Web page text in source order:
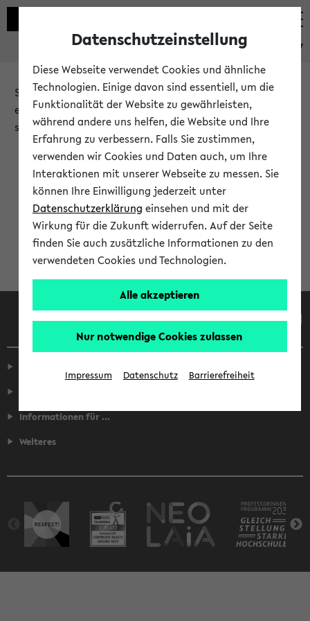
eKVV
Sie möchten auf eine eKVV Funktion zugreifen, die Ihnen
erst nach einer Anmeldung am System zur Verfügung
steht.
Bitte melden Sie sich an:
Anmeldung am eKVV
Informationen für ...
Weiteres
Datenschutzeinstellung
Diese Webseite verwendet Cookies und ähnliche
Technologien. Einige davon sind essentiell, um die
Funktionalität der Website zu gewährleisten,
während andere uns helfen, die Website und Ihre
Erfahrung zu verbessern. Falls Sie zustimmen,
verwenden wir Cookies und Daten auch, um Ihre
Interaktionen mit unserer Webseite zu messen. Sie
können Ihre Einwilligung jederzeit unter
Datenschutzerklärung einsehen und mit der
Wirkung für die Zukunft widerrufen. Auf der Seite
finden Sie auch zusätzliche Informationen zu den
verwendeten Cookies und Technologien.
Alle akzeptieren
Nur notwendige Cookies zulassen
Impressum Datenschutz Barrierefreiheit